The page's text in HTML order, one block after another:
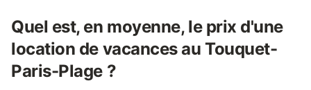
Quel est, en moyenne, le prix d'une
location de vacances au Touquet-
Paris-Plage ?